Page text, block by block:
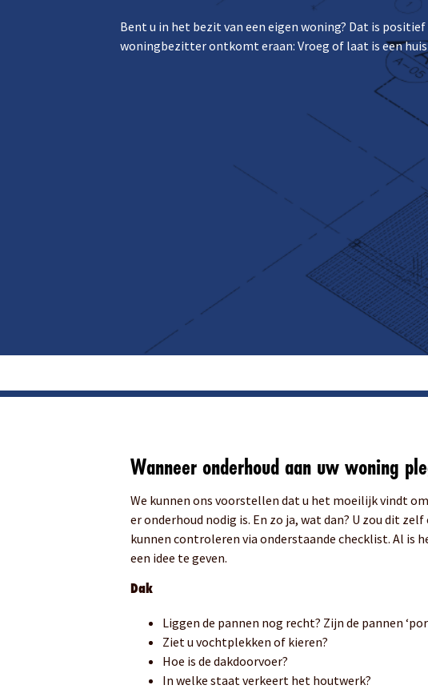
Bent u in het bezit van een eigen woning? Dat is
woningbezitter ontkomt eraan: Vroeg of laat is een
Wanneer onderhoud aan uw woning
We kunnen ons voorstellen dat u het moeilijk vindt
er onderhoud nodig is. En zo ja, wat dan? U zou dit
kunnen controleren via onderstaande checklist. Al is
een idee te geven.
Dak
Liggen de pannen nog recht? Zijn de pannen
Ziet u vochtplekken of kieren?
Hoe is de dakdoorvoer?
In welke staat verkeert het houtwerk?